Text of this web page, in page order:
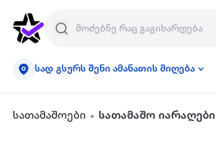
სად გსურს შენი ამანათის მიღება
სათამაშოები სათამაშო იარაღები